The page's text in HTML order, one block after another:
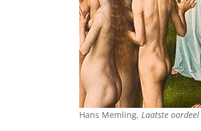
Hans Memling, Laatste oordeel